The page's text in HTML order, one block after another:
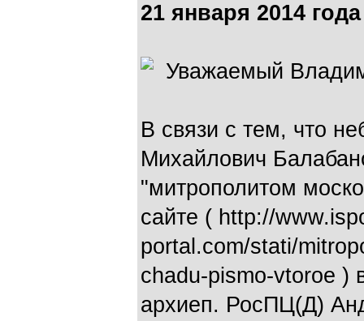
21 января 2014 года
Уважаемый
В связи с тем, что
Михайлович
"митрополитом
сайте ( http://
portal.com/stati/
chadu-pismo-vtoroe )
архиеп. РосПЦ(Д)